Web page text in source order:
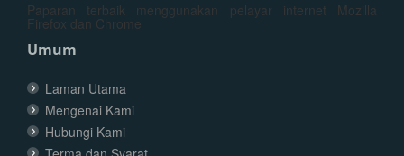
Paparan terbaik menggunakan pelayar internet Mozilla
Firefox dan Chrome
Umum
Laman Utama
Mengenai Kami
Hubungi Kami